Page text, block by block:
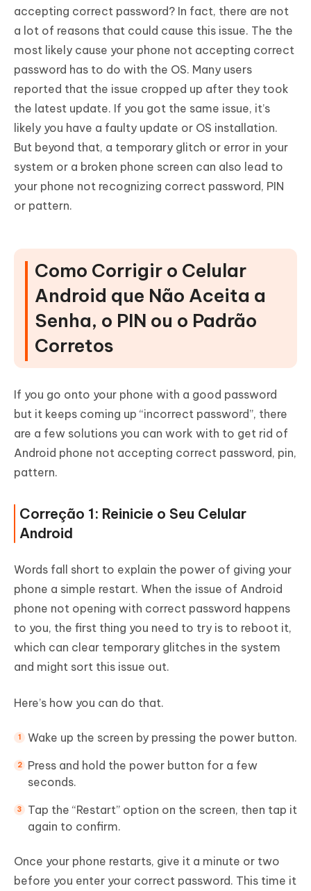
accepting correct password? In fact, there are not
a lot of reasons that could cause this issue. The the
most likely cause your phone not accepting correct
password has to do with the OS. Many users
reported that the issue cropped up after they took
the latest update. If you got the same issue, it’s
likely you have a faulty update or OS installation.
But beyond that, a temporary glitch or error in your
system or a broken phone screen can also lead to
your phone not recognizing correct password, PIN
or pattern.
Como Corrigir o Celular
Android que Não Aceita a
Senha, o PIN ou o Padrão
Corretos
If you go onto your phone with a good password
but it keeps coming up “incorrect password”, there
are a few solutions you can work with to get rid of
Android phone not accepting correct password, pin,
pattern.
Correção 1: Reinicie o Seu Celular
Android
Words fall short to explain the power of giving your
phone a simple restart. When the issue of Android
phone not opening with correct password happens
to you, the first thing you need to try is to reboot it,
which can clear temporary glitches in the system
and might sort this issue out.
Here’s how you can do that.
Wake up the screen by pressing the power button.
Press and hold the power button for a few
seconds.
Tap the “Restart” option on the screen, then tap it
again to confirm.
Once your phone restarts, give it a minute or two
before you enter your correct password. This time it